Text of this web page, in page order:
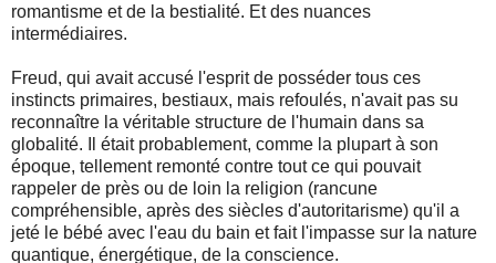
romantisme et de la bestialité. Et des nuances
intermédiaires.
Freud, qui avait accusé l'esprit de posséder tous ces
instincts primaires, bestiaux, mais refoulés, n'avait pas su
reconnaître la véritable structure de l'humain dans sa
globalité. Il était probablement, comme la plupart à son
époque, tellement remonté contre tout ce qui pouvait
rappeler de près ou de loin la religion (rancune
compréhensible, après des siècles d'autoritarisme) qu'il a
jeté le bébé avec l'eau du bain et fait l'impasse sur la nature
quantique, énergétique, de la conscience.